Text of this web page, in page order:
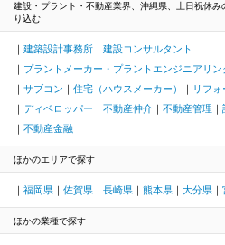
建設・プラント・不動産業界、沖縄県、土日祝休
り込む
建築設計事務所
建設コンサルタント
プラントメーカー・プラントエンジニアリン
サブコン
住宅（ハウスメーカー）
リフ
ディベロッパー
不動産仲介 不動産管理
不動産金融
ほかのエリアで探す
福岡県 佐賀県 長崎県 熊本県 大分県
ほかの業種で探す